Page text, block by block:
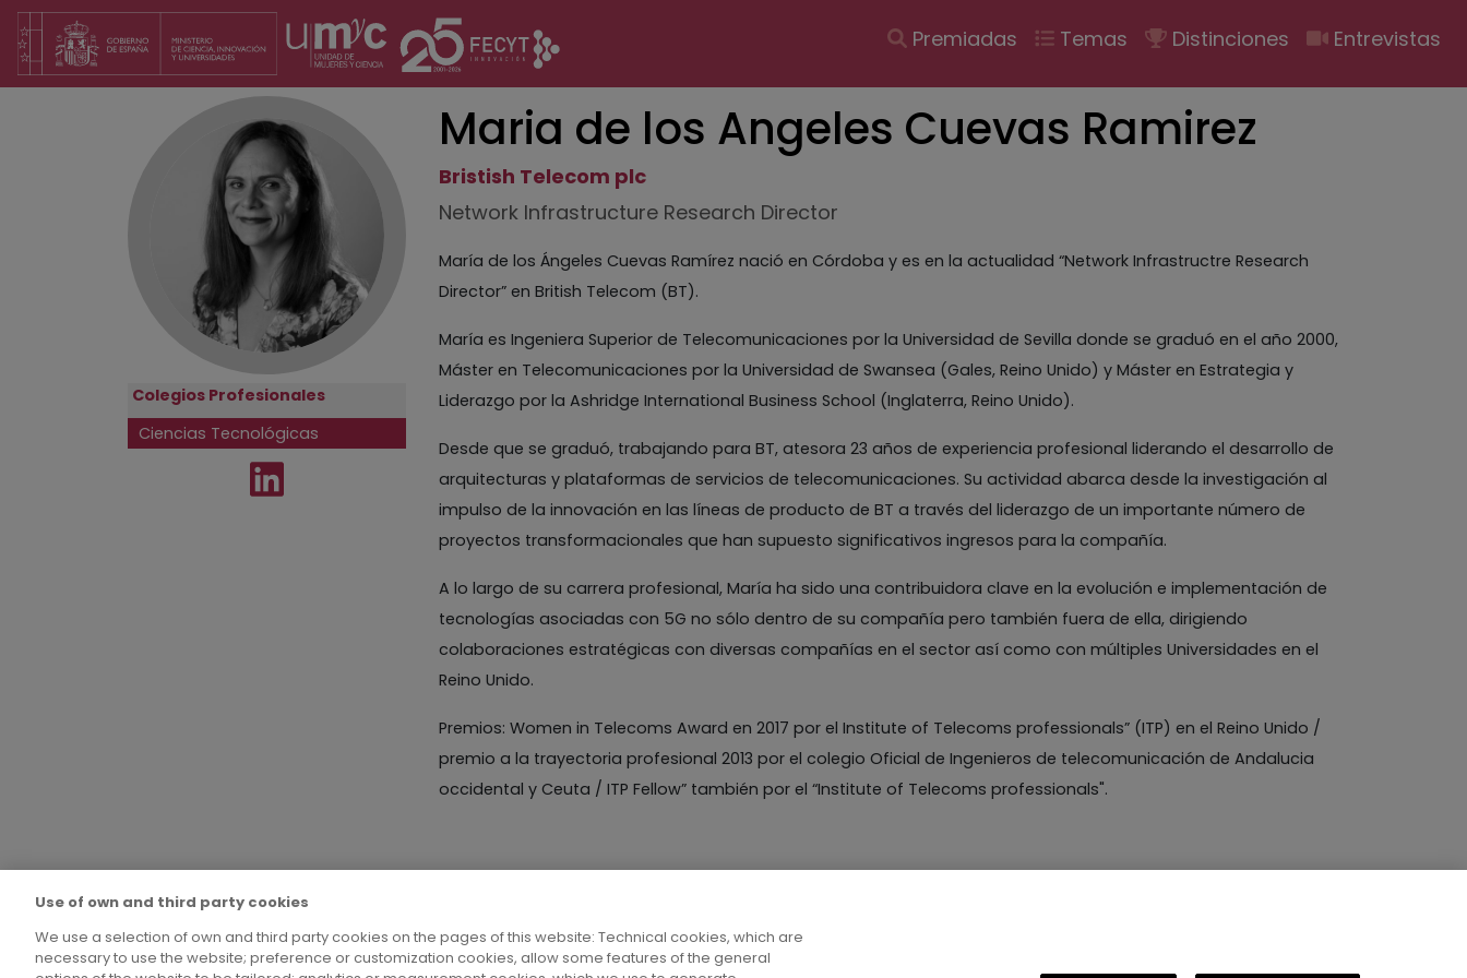
Pasar
contenido
Navegación
principal
Premiadas Temas Distinciones Entrevistas
Colegios Profesionales
Ciencias Tecnológicas
Maria de los Angeles Cuevas Ramirez
Bristish Telecom plc
Network Infrastructure Research Director
María de los Ángeles Cuevas Ramírez nació en Córdoba y es en la actualidad “Network Infrastructre Research
Director” en British Telecom (BT).
María es Ingeniera Superior de Telecomunicaciones por la Universidad de Sevilla donde se graduó en el año 2000,
Máster en Telecomunicaciones por la Universidad de Swansea (Gales, Reino Unido) y Máster en Estrategia y
Liderazgo por la Ashridge International Business School (Inglaterra, Reino Unido).
Desde que se graduó, trabajando para BT, atesora 23 años de experiencia profesional liderando el desarrollo de
arquitecturas y plataformas de servicios de telecomunicaciones. Su actividad abarca desde la investigación al
impulso de la innovación en las líneas de producto de BT a través del liderazgo de un importante número de
proyectos transformacionales que han supuesto significativos ingresos para la compañía.
A lo largo de su carrera profesional, María ha sido una contribuidora clave en la evolución e implementación de
tecnologías asociadas con 5G no sólo dentro de su compañía pero también fuera de ella, dirigiendo
colaboraciones estratégicas con diversas compañías en el sector así como con múltiples Universidades en el
Reino Unido.
Premios: Women in Telecoms Award en 2017 por el Institute of Telecoms professionals” (ITP) en el Reino Unido /
premio a la trayectoria profesional 2013 por el colegio Oficial de Ingenieros de telecomunicación de Andalucia
occidental y Ceuta / ITP Fellow” también por el “Institute of Telecoms professionals".
Use of own and third party cookies
We use a selection of own and third party cookies on the pages of this website: Technical cookies, which are
necessary to use the website; preference or customization cookies, allow some features of the general